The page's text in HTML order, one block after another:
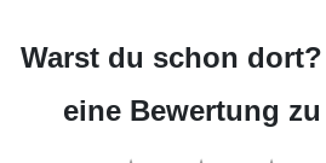
Warst du schon
eine Bewertung